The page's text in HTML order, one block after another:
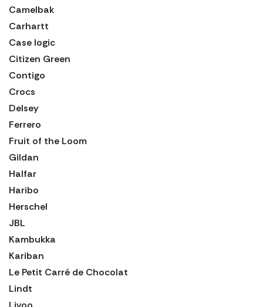
Camelbak
Carhartt
Case logic
Citizen Green
Contigo
Crocs
Delsey
Ferrero
Fruit of the Loom
Gildan
Halfar
Haribo
Herschel
JBL
Kambukka
Kariban
Le Petit Carré de Chocolat
Lindt